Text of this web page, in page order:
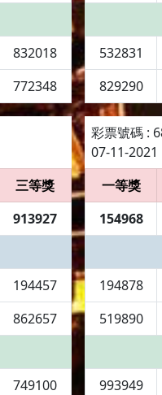
832018
772348
532831
829290
三等獎
913927
194457
862657
749100
彩票號碼 :
07-11-2021
一等獎
154968
194878
519890
993949